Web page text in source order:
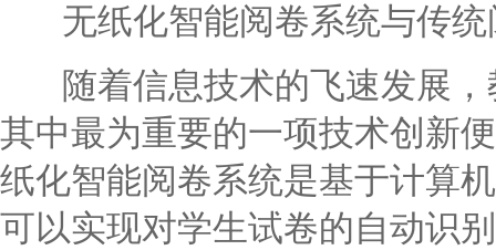
无纸化智能阅卷系统与传统
随着信息技术的飞速发展，
其中最为重要的一项技术创新
纸化智能阅卷系统是基于计算
可以实现对学生试卷的自动识